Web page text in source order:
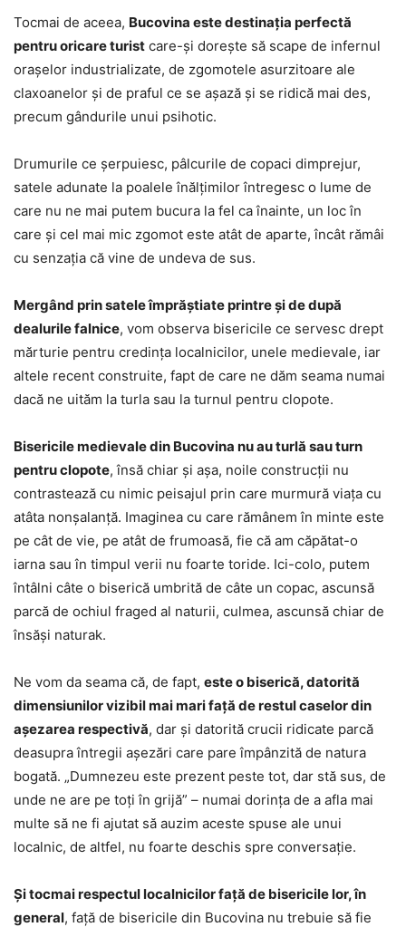
Tocmai de aceea, Bucovina este destinaţia perfectă
pentru oricare turist care-şi doreşte să scape de infernul
oraşelor industrializate, de zgomotele asurzitoare ale
claxoanelor şi de praful ce se aşază şi se ridică mai des,
precum gândurile unui psihotic.
Drumurile ce şerpuiesc, pâlcurile de copaci dimprejur,
satele adunate la poalele înălţimilor întregesc o lume de
care nu ne mai putem bucura la fel ca înainte, un loc în
care şi cel mai mic zgomot este atât de aparte, încât rămâi
cu senzaţia că vine de undeva de sus.
Mergând prin satele împrăştiate printre şi de după
dealurile falnice, vom observa bisericile ce servesc drept
mărturie pentru credinţa localnicilor, unele medievale, iar
altele recent construite, fapt de care ne dăm seama numai
dacă ne uităm la turla sau la turnul pentru clopote.
Bisericile medievale din Bucovina nu au turlă sau turn
pentru clopote, însă chiar şi aşa, noile construcţii nu
contrastează cu nimic peisajul prin care murmură viaţa cu
atâta nonşalanță. Imaginea cu care rămânem în minte este
pe cât de vie, pe atât de frumoasă, fie că am căpătat-o
iarna sau în timpul verii nu foarte toride. Ici-colo, putem
întâlni câte o biserică umbrită de câte un copac, ascunsă
parcă de ochiul fraged al naturii, culmea, ascunsă chiar de
însăşi naturak.
Ne vom da seama că, de fapt, este o biserică, datorită
dimensiunilor vizibil mai mari faţă de restul caselor din
aşezarea respectivă, dar şi datorită crucii ridicate parcă
deasupra întregii aşezări care pare împânzită de natura
bogată. „Dumnezeu este prezent peste tot, dar stă sus, de
unde ne are pe toţi în grijă” – numai dorinţa de a afla mai
multe să ne fi ajutat să auzim aceste spuse ale unui
localnic, de altfel, nu foarte deschis spre conversaţie.
Şi tocmai respectul localnicilor faţă de bisericile lor, în
general, faţă de bisericile din Bucovina nu trebuie să fie